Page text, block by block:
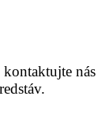
nás